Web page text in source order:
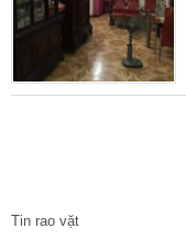
Tin rao vặt